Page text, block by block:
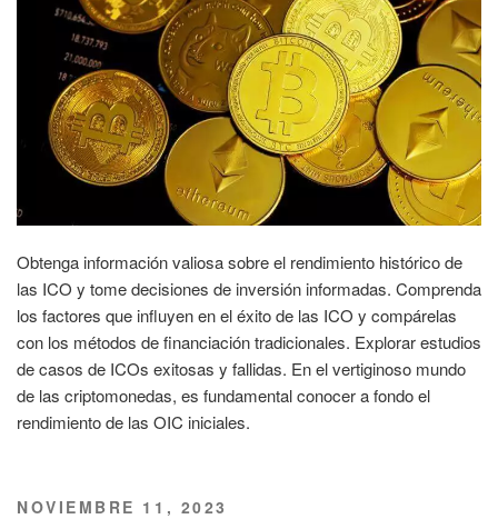
Obtenga información valiosa sobre el rendimiento histórico de
las ICO y tome decisiones de inversión informadas. Comprenda
los factores que influyen en el éxito de las ICO y compárelas
con los métodos de financiación tradicionales. Explorar estudios
de casos de ICOs exitosas y fallidas. En el vertiginoso mundo
de las criptomonedas, es fundamental conocer a fondo el
rendimiento de las OIC iniciales.
PUBLICADO
NOVIEMBRE 11, 2023